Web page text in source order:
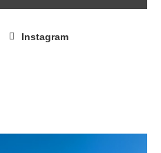
Instagram